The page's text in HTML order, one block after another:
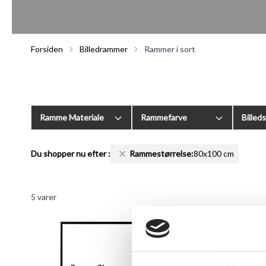
Forsiden Billedrammer Rammer i sort
Du shopper nu efter: Rammestørrelse:80x100 cm
Ramme Materiale Rammefarve
5 varer